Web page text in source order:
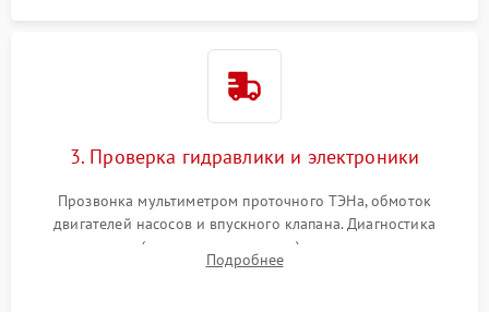
3. Проверка гидравлики и электроники
Прозвонка мультиметром проточного ТЭНа, обмоток
двигателей насосов и впускного клапана. Диагностика
прессостата (датчика уровня воды), датчика мутности,
концевика дверцы и электронного модуля управления.
Подробнее